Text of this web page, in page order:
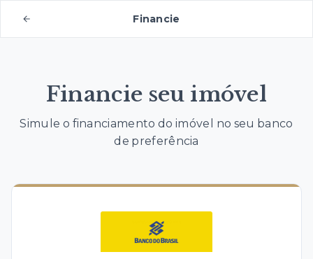
Financie
Financie seu imóvel
Simule o financiamento do imóvel no seu banco
de preferência